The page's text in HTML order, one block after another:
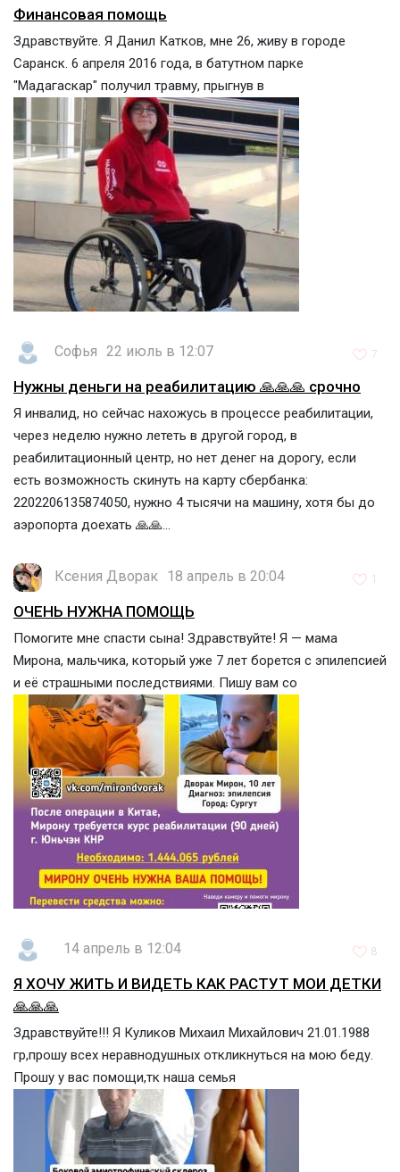
Финансовая помощь
Здравствуйте. Я Данил Катков, мне 26, живу в городе
Саранск. 6 апреля 2016 года, в батутном парке
"Мадагаскар" получил травму, прыгнув в
Софья 22 июль в 12:07 7
Нужны деньги на реабилитацию 🙏🙏🙏 срочно
Я инвалид, но сейчас нахожусь в процессе реабилитации,
через неделю нужно лететь в другой город, в
реабилитационный центр, но нет денег на дорогу, если
есть возможность скинуть на карту сбербанка:
2202206135874050, нужно 4 тысячи на машину, хотя бы до
аэропорта доехать 🙏🙏...
Ксения Дворак 18 апрель в 20:04 1
ОЧЕНЬ НУЖНА ПОМОЩЬ
Помогите мне спасти сына! Здравствуйте! Я — мама
Мирона, мальчика, который уже 7 лет борется с эпилепсией
и её страшными последствиями. Пишу вам со
14 апрель в 12:04 8
Я ХОЧУ ЖИТЬ И ВИДЕТЬ КАК РАСТУТ МОИ ДЕТКИ
🙏🙏🙏
Здравствуйте!!! Я Куликов Михаил Михайлович 21.01.1988
гр,прошу всех неравнодушных откликнуться на мою беду.
Прошу у вас помощи,тк наша семья